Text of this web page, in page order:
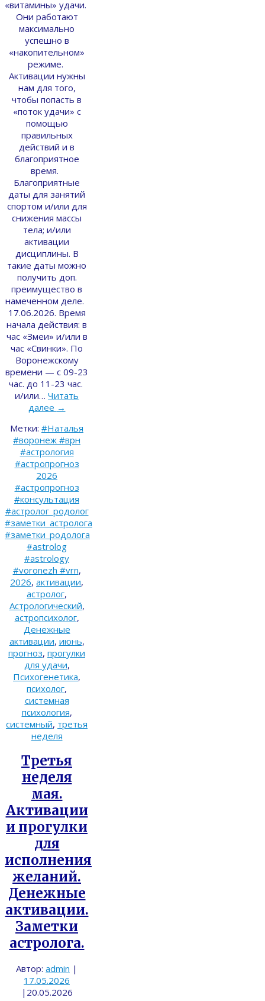
«витамины» удачи.
Они работают
максимально
успешно в
«накопительном»
режиме.
Активации нужны
нам для того,
чтобы попасть в
«поток удачи» с
помощью
правильных
действий и в
благоприятное
время.
Благоприятные
даты для занятий
спортом и/или для
снижения массы
тела; и/или
активации
дисциплины. В
такие даты можно
получить доп.
преимущество в
намеченном деле.
17.06.2026. Время
начала действия: в
час «Змеи» и/или в
час «Свинки». По
Воронежскому
времени — с 09-23
час. до 11-23 час.
и/или… Читать
далее →
Метки: #Наталья
#воронеж #врн
#астрология
#астропрогноз
2026
#астропрогноз
#консультация
#астролог_родолог
#заметки_астролога
#заметки_родолога
#astrolog
#astrology
#voronezh #vrn,
2026, активации,
астролог,
Астрологический,
астропсихолог,
Денежные
активации, июнь,
прогноз, прогулки
для удачи,
Психогенетика,
психолог,
системная
психология,
системный, третья
неделя
Третья
неделя
мая.
Активации
и прогулки
для
исполнения
желаний.
Денежные
активации.
Заметки
астролога.
Автор: admin |
17.05.2026
| 20.05.2026